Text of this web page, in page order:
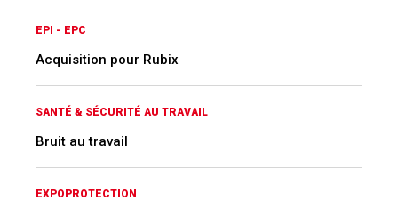
EPI - EPC
Acquisition pour Rubix
SANTÉ & SÉCURITÉ AU TRAVAIL
Bruit au travail
EXPOPROTECTION